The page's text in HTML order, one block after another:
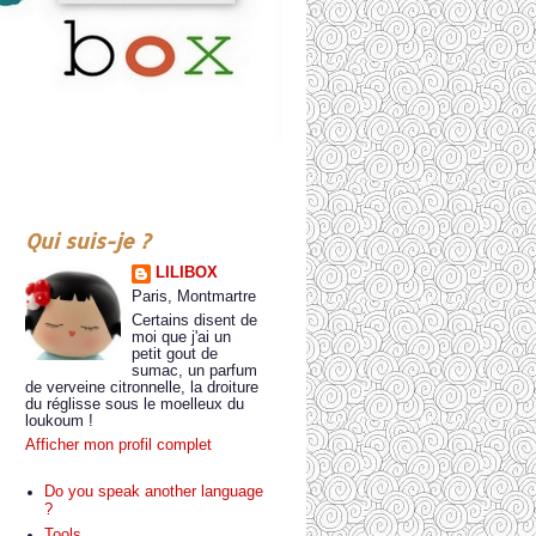
Qui suis-je ?
LILIBOX
Paris, Montmartre
Certains disent de
moi que j'ai un
petit gout de
sumac, un parfum
de verveine citronnelle, la droiture
du réglisse sous le moelleux du
loukoum !
Afficher mon profil complet
Do you speak another language
?